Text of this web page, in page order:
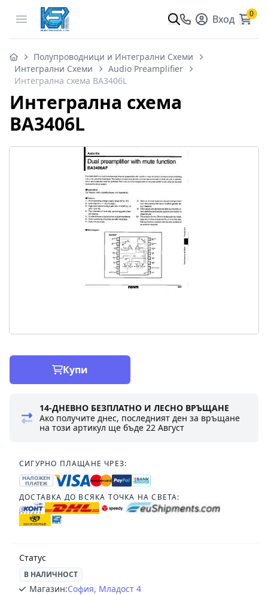
Open menu Вход 0
Полупроводници и Интегрални Схеми
Интегрални Схеми
Audio Preamplifier
Интегрална схема BA3406L
Интегрална схема
BA3406L
Купи
14-ДНЕВНО БЕЗПЛАТНО И ЛЕСНО ВРЪЩАНЕ
Ако получите днес, последният ден за връщане
на този артикул ще бъде22 Август
СИГУРНО ПЛАЩАНЕ ЧРЕЗ:
НАЛОЖЕН
ПЛАТЕЖ
ДОСТАВКА ДО ВСЯКА ТОЧКА НА СВЕТА:
Статус
В НАЛИЧНОСТ
Магазин:София, Младост 4